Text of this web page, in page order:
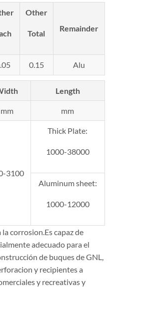
Other
Total
Remainder
0.15 Alu
Length
mm mm
3100
Thick Plate:
1000-38000
Aluminum sheet:
1000-12000
corrosion.Es capaz de
adecuado para el
de buques de GNL,
y recipientes a
y recreativas y